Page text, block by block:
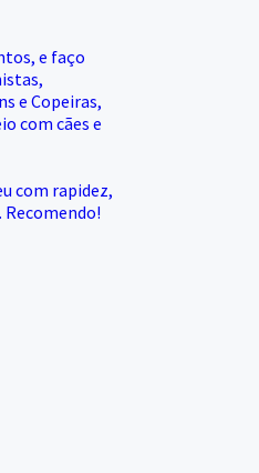
e faço
e Copeiras,
com cães e
com rapidez,